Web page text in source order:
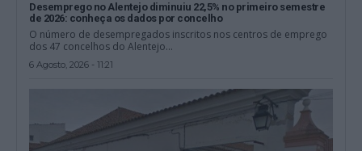
Desemprego no Alentejo diminuiu 22,5% no primeiro semestre
de 2026: conheça os dados por concelho
O número de desempregados inscritos nos centros de emprego
dos 47 concelhos do Alentejo...
6 Agosto, 2026 - 11:21